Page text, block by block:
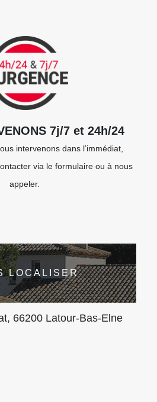
7j/7 et 24h/24
intervenons dans l’immédiat,
via le formulaire ou à nous
appeler.
LOCALISER
66200 Latour-Bas-Elne